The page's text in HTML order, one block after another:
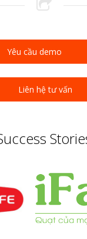
cầu demo
Liên hệ tư vấn